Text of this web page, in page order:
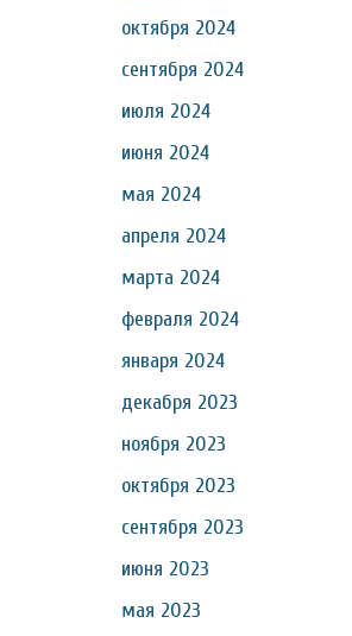
октября 2024
сентября 2024
июля 2024
июня 2024
мая 2024
апреля 2024
марта 2024
февраля 2024
января 2024
декабря 2023
ноября 2023
октября 2023
сентября 2023
июня 2023
мая 2023